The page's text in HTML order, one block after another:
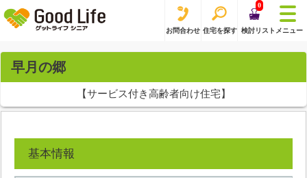
お問合わせ 住宅を探す
0
検討リスト メニュー
早月の郷
【サービス付き高齢者向け住宅】
基本情報